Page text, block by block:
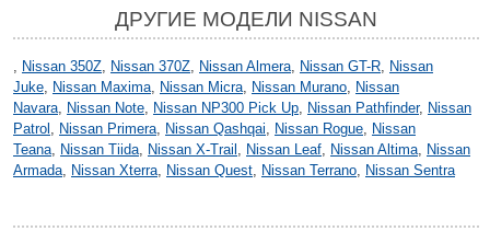
ДРУГИЕ МОДЕЛИ NISSAN
, Nissan 350Z, Nissan 370Z, Nissan Almera, Nissan GT-R, Nissan
Juke, Nissan Maxima, Nissan Micra, Nissan Murano, Nissan
Navara, Nissan Note, Nissan NP300 Pick Up, Nissan Pathfinder, Nissan
Patrol , Nissan Primera, Nissan Qashqai, Nissan Rogue, Nissan
Teana, Nissan Tiida, Nissan X-Trail , Nissan Leaf, Nissan Altima, Nissan
Armada, Nissan Xterra, Nissan Quest, Nissan Terrano, Nissan Sentra